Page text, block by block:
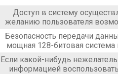
Доступ в систему
желанию пользователя
Безопасность передачи
мощная 128-битовая
Если какой-нибудь
информацией